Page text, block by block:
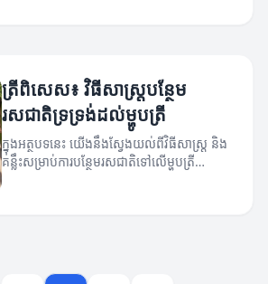
ត្រីពិសេស៖ វិធីសាស្ត្របន្ថែម
រសជាតិទ្រទ្រង់ដល់ម្ហូបត្រី
ក្នុងអត្ថបទនេះ យើងនឹងស្វែងយល់ពីវិធីសាស្ត្រ និង
គន្លឹះសម្រាប់ការបន្ថែមរសជាតិទៅលើម្ហូបត្រី
ពិសេស។